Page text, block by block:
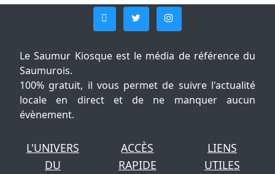
Le Saumur Kiosque est le média de référence du
Saumurois.
100% gratuit, il vous permet de suivre l'actualité
locale en direct et de ne manquer aucun
évènement.
L'UNIVERS
DU
ACCÈS
RAPIDE
LIENS
UTILES